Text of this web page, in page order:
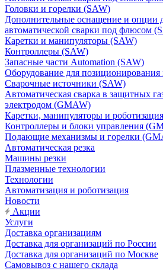
Головки и горелки (SAW)
Дополнительные оснащение и опции
автоматической сварки под флюсом
Каретки и манипуляторы (SAW)
Контроллеры (SAW)
Запасные части Automation (SAW)
Оборудование для позиционирования
Сварочные источники (SAW)
Автоматическая сварка в защитных
электродом (GMAW)
Каретки, манипуляторы и
Контроллеры и блоки управления
Подающие механизмы и горелки
Автоматическая резка
Машины резки
Плазменные технологии
Технологии
Автоматизация и роботизация
Новости
Акции
Услуги
Доставка организациям
Доставка для организаций по России
Доставка для организаций по Москве
Самовывоз с нашего склада